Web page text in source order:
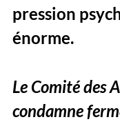
pression
énorme.
Le Comité des
condamne